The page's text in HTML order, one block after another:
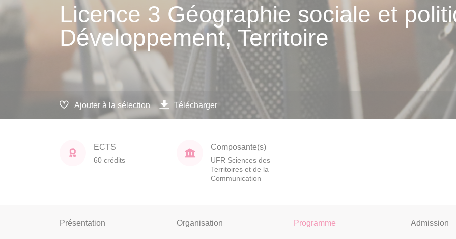
Licence 3 Géographie sociale et
Développement, Territoire
Ajouter à la sélection Télécharger
ECTS
60 crédits
Composante(s)
UFR Sciences des
Territoires et de la
Communication
Présentation Organisation Programme Admission